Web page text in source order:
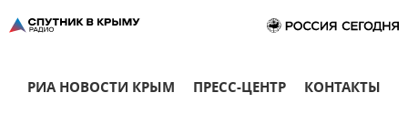
РИА НОВОСТИ КРЫМ ПРЕСС-ЦЕНТР КОНТАКТЫ